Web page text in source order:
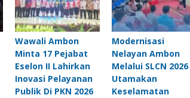
Wawali Ambon
Minta 17 Pejabat
Eselon II Lahirkan
Inovasi Pelayanan
Publik Di PKN 2026
Modernisasi
Nelayan Ambon
Melalui SLCN 2026
Utamakan
Keselamatan